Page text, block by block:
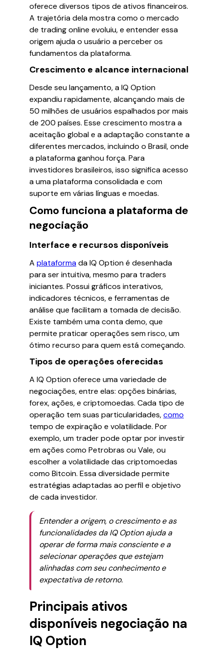
oferece diversos tipos de ativos financeiros.
A trajetória dela mostra como o mercado
de trading online evoluiu, e entender essa
origem ajuda o usuário a perceber os
fundamentos da plataforma.
Crescimento e alcance internacional
Desde seu lançamento, a IQ Option
expandiu rapidamente, alcançando mais de
50 milhões de usuários espalhados por mais
de 200 países. Esse crescimento mostra a
aceitação global e a adaptação constante a
diferentes mercados, incluindo o Brasil, onde
a plataforma ganhou força. Para
investidores brasileiros, isso significa acesso
a uma plataforma consolidada e com
suporte em várias línguas e moedas.
Como funciona a plataforma de
negociação
Interface e recursos disponíveis
A plataformada IQ Option é desenhada
para ser intuitiva, mesmo para traders
iniciantes. Possui gráficos interativos,
indicadores técnicos, e ferramentas de
análise que facilitam a tomada de decisão.
Existe também uma conta demo, que
permite praticar operações sem risco, um
ótimo recurso para quem está começando.
Tipos de operações oferecidas
A IQ Option oferece uma variedade de
negociações, entre elas: opções binárias,
forex, ações, e criptomoedas. Cada tipo de
operação tem suas particularidades,como
tempo de expiração e volatilidade. Por
exemplo, um trader pode optar por investir
em ações como Petrobras ou Vale, ou
escolher a volatilidade das criptomoedas
como Bitcoin. Essa diversidade permite
estratégias adaptadas ao perfil e objetivo
de cada investidor.
Entender a origem, o crescimento e as
funcionalidades da IQ Option ajuda a
operar de forma mais consciente e a
selecionar operações que estejam
alinhadas com seu conhecimento e
expectativa de retorno.
Principais ativos
disponíveis negociação na
IQ Option